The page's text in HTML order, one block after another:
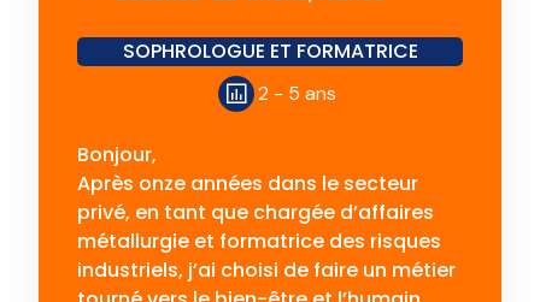
SOPHROLOGUE ET FORMATRICE
2 - 5 ans
Bonjour,
Après onze années dans le secteur
privé, en tant que chargée d’affaires
métallurgie et formatrice des risques
industriels, j’ai choisi de faire un métier